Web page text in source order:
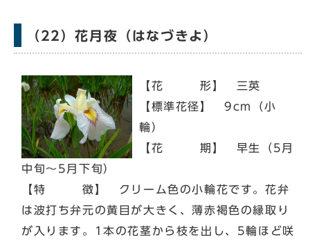
（22）花月夜（はなづきよ）
【花 形】 三英
【標準花径】 9cm（小
輪）
【花 期】 早生（5月
中旬～5月下旬）
【特 徴】 クリーム色の小輪花です。花弁
は波打ち弁元の黄目が大きく、薄赤褐色の縁取り
が入ります。1本の花茎から枝を出し、5輪ほど咲